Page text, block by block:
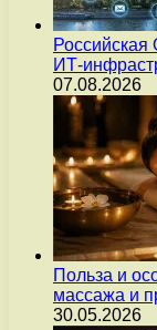
Российская
ИТ-
07.08.2026
Польза и
массажа и
30.05.2026